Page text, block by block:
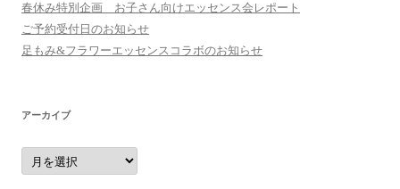
春休み特別企画 お子さん向けエッセンス会レポート
ご予約受付日のお知らせ
足もみ&フラワーエッセンスコラボのお知らせ
アーカイブ
ア
ー
カ